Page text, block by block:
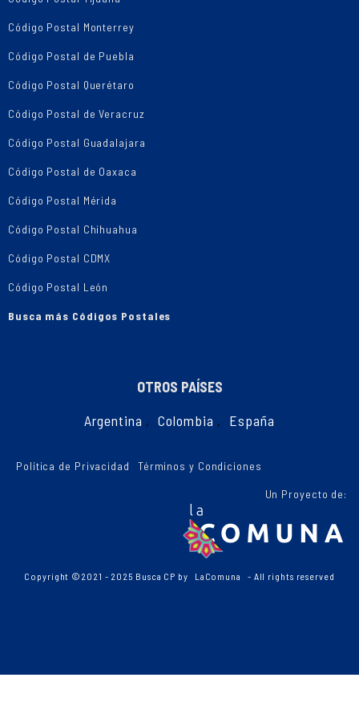
Código Postal Monterrey
Código Postal de Puebla
Código Postal Querétaro
Código Postal de Veracruz
Código Postal Guadalajara
Código Postal de Oaxaca
Código Postal Mérida
Código Postal Chihuahua
Código Postal CDMX
Código Postal León
Busca más Códigos Postales
OTROS PAÍSES
Argentina , Colombia , España
Política de Privacidad Términos y Condiciones
Un Proyecto de:
Copyright ©2021 - 2025 Busca CP by LaComuna - All rights reserved